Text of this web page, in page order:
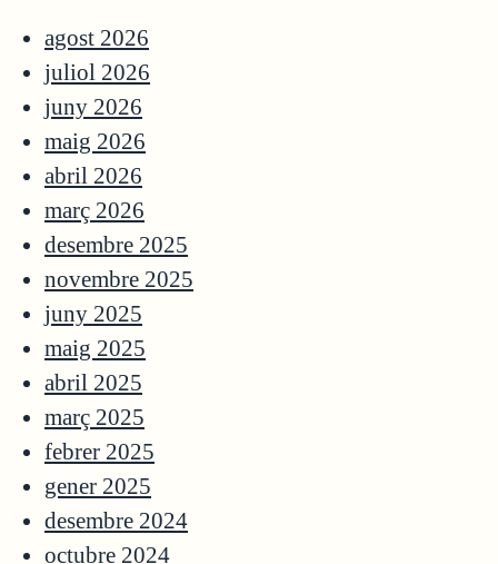
agost 2026
juliol 2026
juny 2026
maig 2026
abril 2026
març 2026
desembre 2025
novembre 2025
juny 2025
maig 2025
abril 2025
març 2025
febrer 2025
gener 2025
desembre 2024
octubre 2024